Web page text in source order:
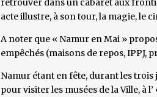
retrouver dans un cabaret aux
acte illustre, à son tour, la magie, le
A noter que « Namur en Mai »
empêchés (maisons de repos, IPPJ,
Namur étant en fête, durant les trois
pour visiter les musées de la Ville, à